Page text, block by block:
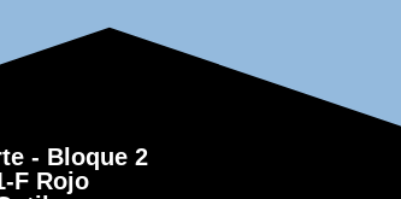
- Bloque 2
F Rojo